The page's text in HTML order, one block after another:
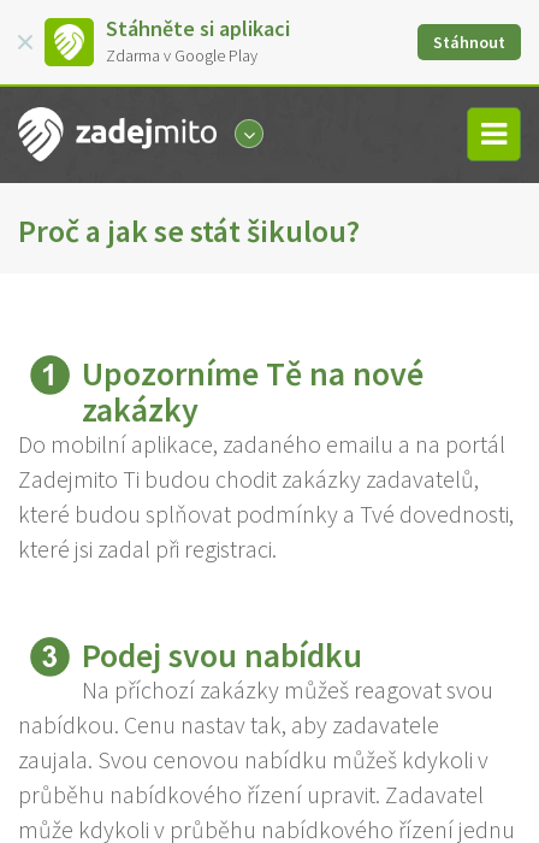
Stáhněte si aplikaci
Zdarma v Google Play
Stáhnout
Proč a jak se stát šikulou?
Upozorníme Tě na nové
zakázky
Do mobilní aplikace, zadaného emailu a na portál
Zadejmito Ti budou chodit zakázky zadavatelů,
které budou splňovat podmínky a Tvé dovednosti,
které jsi zadal při registraci.
Podej svou nabídku
Na příchozí zakázky můžeš reagovat svou
nabídkou. Cenu nastav tak, aby zadavatele
zaujala. Svou cenovou nabídku můžeš kdykoli v
průběhu nabídkového řízení upravit. Zadavatel
může kdykoli v průběhu nabídkového řízení jednu